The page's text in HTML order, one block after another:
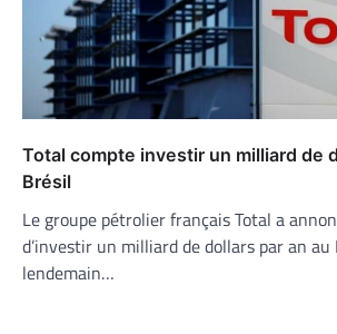
Total compte investir un milliard de
Brésil
Le groupe pétrolier français Total a
d’investir un milliard de dollars par an au
lendemain…